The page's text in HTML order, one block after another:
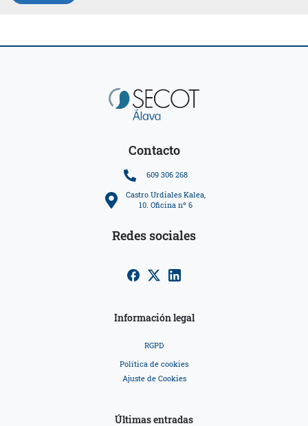
Contacto
609 306 268
Castro Urdiales Kalea,
10. Oficina nº 6
Redes sociales
Información legal
RGPD
Política de cookies
Ajuste de Cookies
Últimas entradas